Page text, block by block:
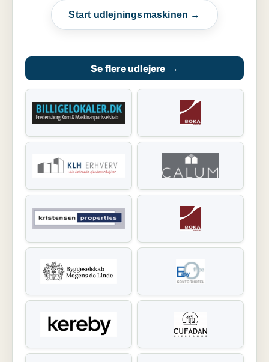
Start udlejningsmaskinen →
Se flere udlejere →